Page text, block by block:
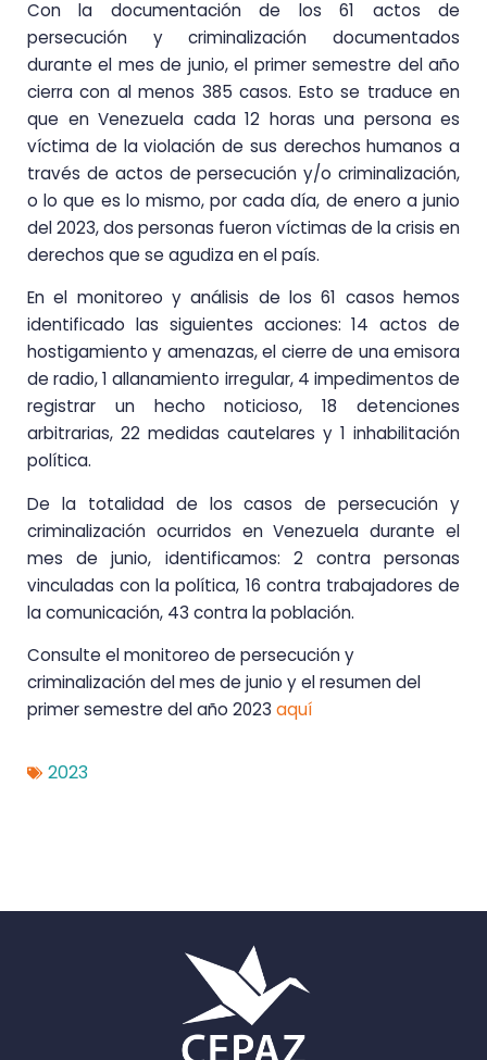
Con la documentación de los 61 actos de
persecución y criminalización documentados
durante el mes de junio, el primer semestre del año
cierra con al menos 385 casos. Esto se traduce en
que en Venezuela cada 12 horas una persona es
víctima de la violación de sus derechos humanos a
través de actos de persecución y/o criminalización,
o lo que es lo mismo, por cada día, de enero a junio
del 2023, dos personas fueron víctimas de la crisis en
derechos que se agudiza en el país.
En el monitoreo y análisis de los 61 casos hemos
identificado las siguientes acciones: 14 actos de
hostigamiento y amenazas, el cierre de una emisora
de radio, 1 allanamiento irregular, 4 impedimentos de
registrar un hecho noticioso, 18 detenciones
arbitrarias, 22 medidas cautelares y 1 inhabilitación
política.
De la totalidad de los casos de persecución y
criminalización ocurridos en Venezuela durante el
mes de junio, identificamos: 2 contra personas
vinculadas con la política, 16 contra trabajadores de
la comunicación, 43 contra la población.
Consulte el monitoreo de persecución y
criminalización del mes de junio y el resumen del
primer semestre del año 2023 aquí
2023